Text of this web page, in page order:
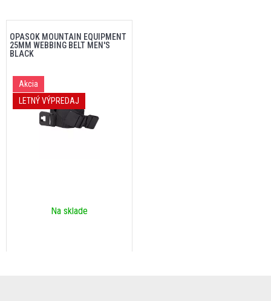
OPASOK MOUNTAIN EQUIPMENT
25MM WEBBING BELT MEN'S
BLACK
Akcia
LETNÝ VÝPREDAJ
Na sklade